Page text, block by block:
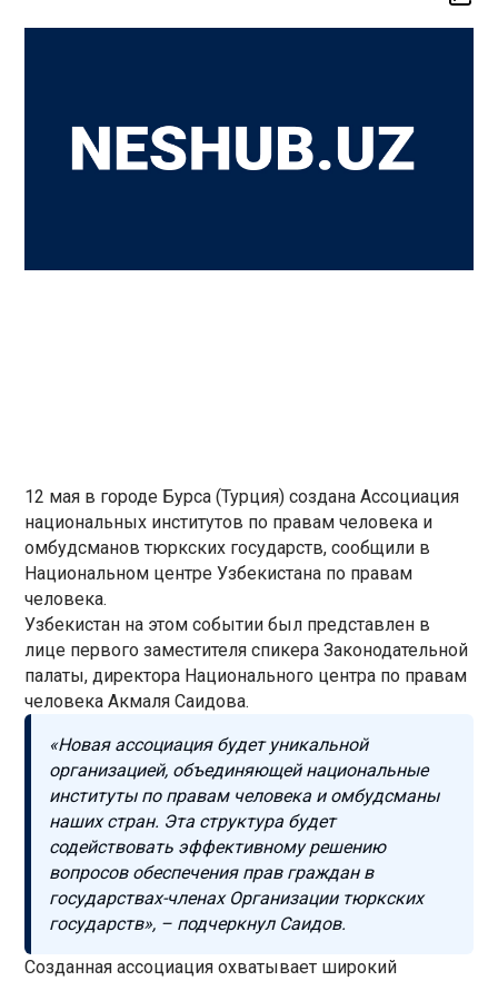
12 мая в городе Бурса (Турция) создана Ассоциация
национальных институтов по правам человека и
омбудсманов тюркских государств, сообщили в
Национальном центре Узбекистана по правам
человека.
Узбекистан на этом событии был представлен в
лице первого заместителя спикера Законодательной
палаты, директора Национального центра по правам
человека Акмаля Саидова.
«Новая ассоциация будет уникальной
организацией, объединяющей национальные
институты по правам человека и омбудсманы
наших стран. Эта структура будет
содействовать эффективному решению
вопросов обеспечения прав граждан в
государствах-членах Организации тюркских
государств», – подчеркнул Саидов.
Созданная ассоциация охватывает широкий